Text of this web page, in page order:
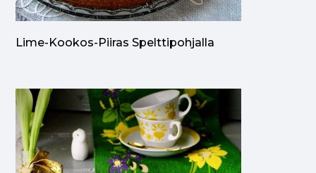
Lime-Kookos-Piiras Spelttipohjalla